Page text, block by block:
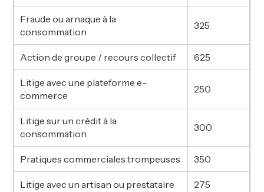
Fraude ou arnaque à la
consommation
325
Action de groupe / recours collectif 625
Litige avec une plateforme e-
commerce
250
Litige sur un crédit à la
consommation
300
Pratiques commerciales trompeuses 350
Litige avec un artisan ou prestataire 275